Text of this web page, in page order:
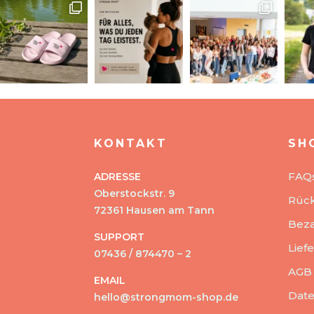
KONTAKT
ADRESSE
Oberstockstr. 9
72361 Hausen am Tann
SUPPORT
07436 / 874470 – 2
EMAIL
hello@strongmom-shop.de
AGB